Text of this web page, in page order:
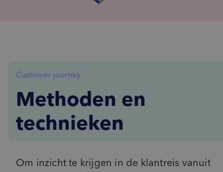
Methoden en
technieken
Customer journey
Om inzicht te krijgen in de klantreis vanuit